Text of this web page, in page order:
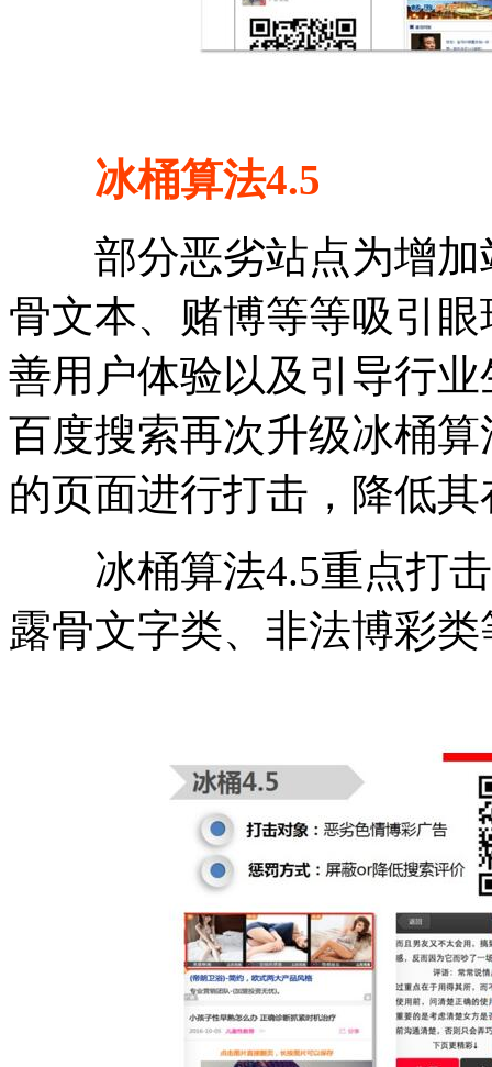
冰桶算法4.5
部分恶劣站点为增加
骨文本、赌博等等吸引
善用户体验以及引导行
百度搜索再次升级冰桶
的页面进行打击，降低
冰桶算法4.5重点打击
露骨文字类、非法博彩